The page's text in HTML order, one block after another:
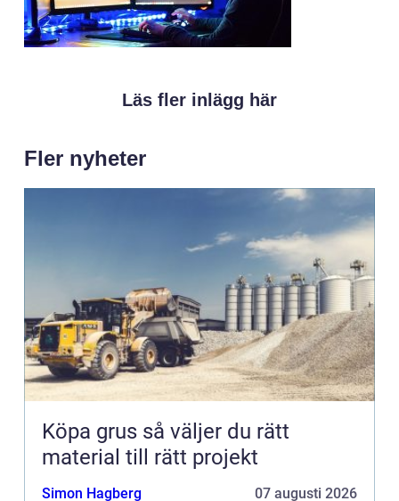
Läs fler inlägg här
Fler nyheter
Köpa grus så väljer du rätt
material till rätt projekt
Simon Hagberg 07 augusti 2026